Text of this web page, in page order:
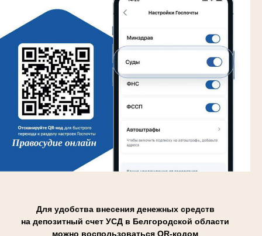
Для удобства внесения денежных средств
на депозитный счет УСД в Белгородской области
можно воспользоваться QR-кодом